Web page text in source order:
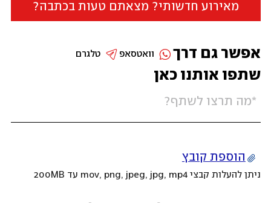
מאירוע חדשותי? מצאתם טעות בכתבה?
שתפו אותנו כאן
הוספת קובץ
ניתן להעלות קבצי mov, png, jpeg, jpg, mp4 עד 200MB
אפשר גם דרך טלגרם וואטסאפ